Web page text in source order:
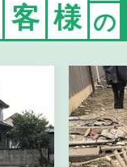
客 様 の